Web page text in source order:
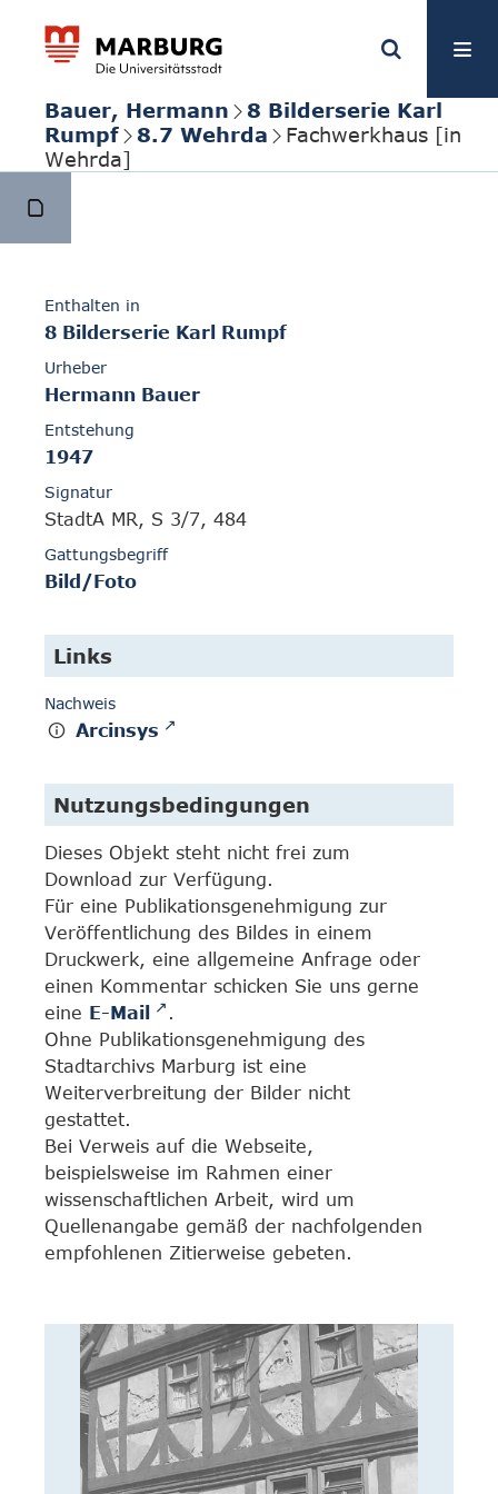
Bauer, Hermann
8 Bilderserie Karl
Rumpf
8.7 Wehrda
Fachwerkhaus [in
Wehrda]
Enthalten in
8 Bilderserie Karl Rumpf
Urheber
Hermann Bauer
Entstehung
1947
Signatur
StadtA MR, S 3/7, 484
Gattungsbegriff
Bild/Foto
Links
Nachweis
Arcinsys
Nutzungsbedingungen
Dieses Objekt steht nicht frei zum
Download zur Verfügung.
Für eine Publikationsgenehmigung zur
Veröffentlichung des Bildes in einem
Druckwerk, eine allgemeine Anfrage oder
einen Kommentar schicken Sie uns gerne
eine E-Mail
.
Ohne Publikationsgenehmigung des
Stadtarchivs Marburg ist eine
Weiterverbreitung der Bilder nicht
gestattet.
Bei Verweis auf die Webseite,
beispielsweise im Rahmen einer
wissenschaftlichen Arbeit, wird um
Quellenangabe gemäß der nachfolgenden
empfohlenen Zitierweise gebeten.